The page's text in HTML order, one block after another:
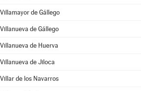
Villamayor de Gállego
Villanueva de Gállego
Villanueva de Huerva
Villanueva de Jiloca
Villar de los Navarros